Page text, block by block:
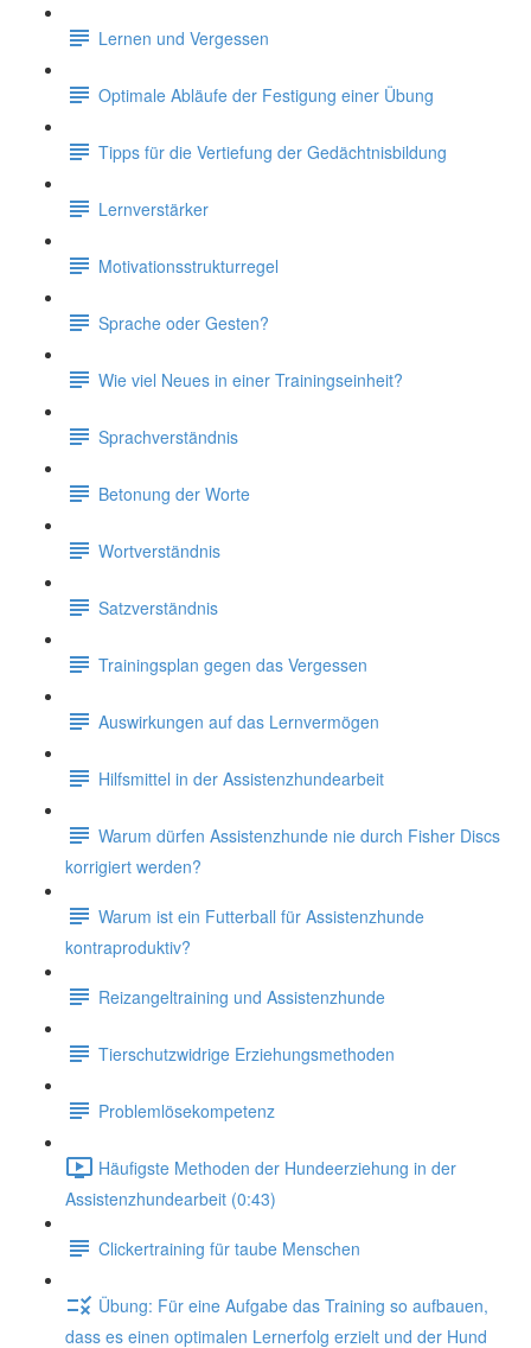
Lernen und Vergessen
Optimale Abläufe der Festigung einer Übung
Tipps für die Vertiefung der Gedächtnisbildung
Lernverstärker
Motivationsstrukturregel
Sprache oder Gesten?
Wie viel Neues in einer Trainingseinheit?
Sprachverständnis
Betonung der Worte
Wortverständnis
Satzverständnis
Trainingsplan gegen das Vergessen
Auswirkungen auf das Lernvermögen
Hilfsmittel in der Assistenzhundearbeit
Warum dürfen Assistenzhunde nie durch Fisher Discs
korrigiert werden?
Warum ist ein Futterball für Assistenzhunde
kontraproduktiv?
Reizangeltraining und Assistenzhunde
Tierschutzwidrige Erziehungsmethoden
Problemlösekompetenz
Häufigste Methoden der Hundeerziehung in der
Assistenzhundearbeit (0:43)
Clickertraining für taube Menschen
Übung: Für eine Aufgabe das Training so aufbauen,
dass es einen optimalen Lernerfolg erzielt und der Hund